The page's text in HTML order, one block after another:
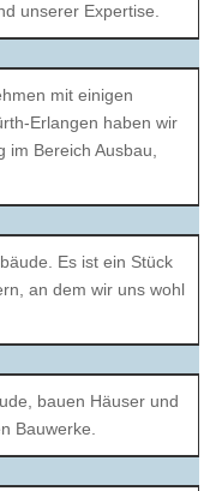
unserer Expertise.
mit einigen
Erlangen haben wir
im Bereich Ausbau,
Es ist ein Stück
an dem wir uns wohl
bauen Häuser und
Bauwerke.